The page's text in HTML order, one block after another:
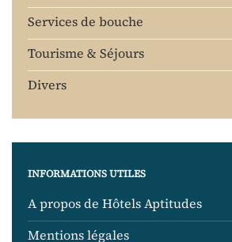
Services de bouche
Tourisme & Séjours
Divers
INFORMATIONS UTILES
A propos de Hôtels Aptitudes
Mentions légales